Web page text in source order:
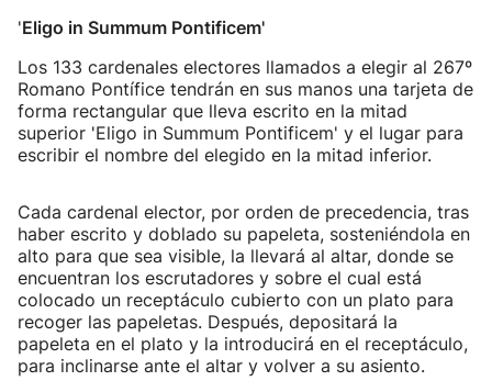
'Eligo in Summum Pontificem'
Los 133 cardenales electores llamados a elegir al 267º
Romano Pontífice tendrán en sus manos una tarjeta de
forma rectangular que lleva escrito en la mitad
superior 'Eligo in Summum Pontificem' y el lugar para
escribir el nombre del elegido en la mitad inferior.
Cada cardenal elector, por orden de precedencia, tras
haber escrito y doblado su papeleta, sosteniéndola en
alto para que sea visible, la llevará al altar, donde se
encuentran los escrutadores y sobre el cual está
colocado un receptáculo cubierto con un plato para
recoger las papeletas. Después, depositará la
papeleta en el plato y la introducirá en el receptáculo,
para inclinarse ante el altar y volver a su asiento.